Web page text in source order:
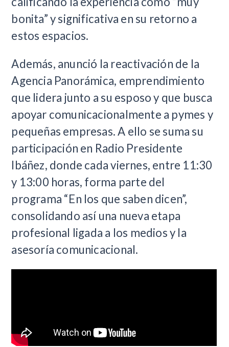
bonita” y significativa en su retorno a
estos espacios.
Además, anunció la reactivación de la
Agencia Panorámica, emprendimiento
que lidera junto a su esposo y que busca
apoyar comunicacionalmente a pymes y
pequeñas empresas. A ello se suma su
participación en Radio Presidente
Ibáñez, donde cada viernes, entre 11:30
y 13:00 horas, forma parte del
programa “En los que saben dicen”,
consolidando así una nueva etapa
profesional ligada a los medios y la
asesoría comunicacional.